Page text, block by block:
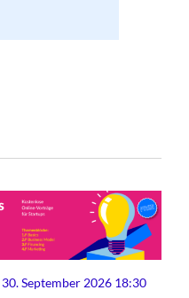
30. September 2026 18:30